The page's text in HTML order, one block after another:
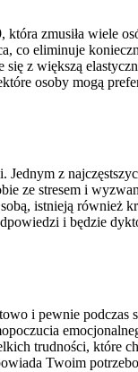
zmusiła wiele
co eliminuje
z większą
osoby mogą
z
ze stresem i
istnieją również
i będzie
i pewnie podczas
trudności, które
Twoim